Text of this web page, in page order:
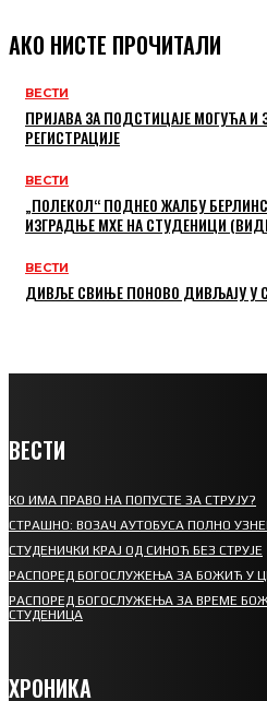
АКО НИСТЕ ПРОЧИТАЛИ
ВЕСТИ
ПРИЈАВА ЗА ПОДСТИЦАЈЕ МОГУЋА И
РЕГИСТРАЦИЈЕ
ВЕСТИ
„ПОЛЕКОЛ“ ПОДНЕО ЖАЛБУ
ИЗГРАДЊЕ МХЕ НА СТУДЕНИЦИ
ВЕСТИ
ДИВЉЕ СВИЊЕ ПОНОВО ДИВЉАЈУ У
ВЕСТИ
КО ИМА ПРАВО НА ПОПУСТЕ ЗА СТРУЈУ?
СТРАШНО: ВОЗАЧ АУТОБУСА ПОЛНО
СТУДЕНИЧКИ КРАЈ ОД СИНОЋ БЕЗ СТРУЈЕ
РАСПОРЕД БОГОСЛУЖЕЊА ЗА БОЖИЋ У
РАСПОРЕД БОГОСЛУЖЕЊА ЗА ВРЕМЕ
СТУДЕНИЦА
ХРОНИКА